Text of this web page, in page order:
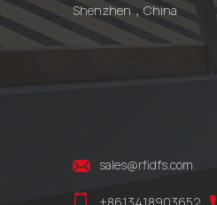
Shenzhen，China
sales@rfidfs.com